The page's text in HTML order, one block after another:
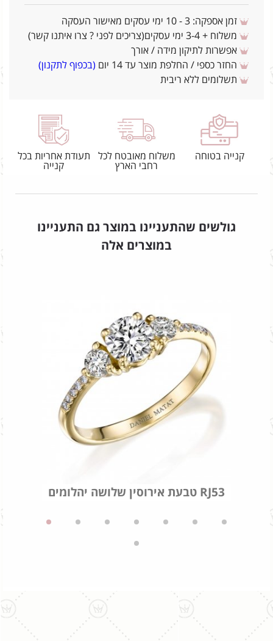
זמן אספקה: 3 - 10 ימי עסקים מאישור העסקה
משלוח + 3-4 ימי עסקים(צריכים לפני ? צרו איתנו קשר)
אפשרות לתיקון מידה / אורך
החזר כספי / החלפת מוצר עד 14 יום
(בכפוף לתקנון)
תשלומים ללא ריבית
קנייה בטוחה
משלוח מאובטח לכל
רחבי הארץ
תעודת אחריות בכל
קנייה
גולשים שהתעניינו במוצר גם התעניינו
במוצרים אלה
טבעת אירוסין שלושה יהלומים RJ53